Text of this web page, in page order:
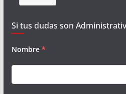
Si tus dudas son
Nombre *